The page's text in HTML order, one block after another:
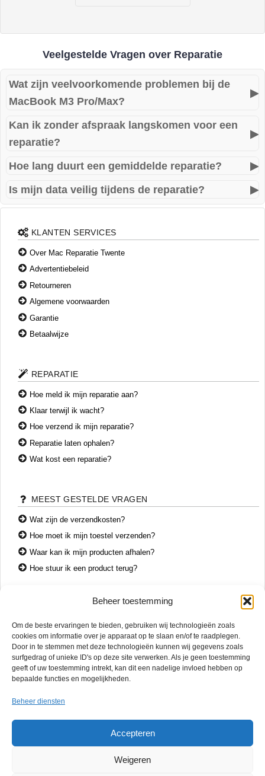
Beheer toestemming
Om de beste ervaringen te bieden, gebruiken wij technologieën zoals
cookies om informatie over je apparaat op te slaan en/of te raadplegen.
Door in te stemmen met deze technologieën kunnen wij gegevens zoals
surfgedrag of unieke ID's op deze site verwerken. Als je geen toestemming
geeft of uw toestemming intrekt, kan dit een nadelige invloed hebben op
bepaalde functies en mogelijkheden.
Beheer diensten
Accepteren
Weigeren
Veelgestelde Vragen over Reparatie
Wat zijn veelvoorkomende problemen bij de
MacBook M3 Pro/Max?
▶
Veelvoorkomende problemen zijn onder andere
opstartproblemen, batterij die snel leeg raakt, toetsenbord
dat niet reageert en schermschade.
Kan ik zonder afspraak langskomen voor een
reparatie?
▶
Ja, u kunt zonder afspraak langskomen. Wij bieden snelle
service en streven ernaar om uw MacBook zo snel mogelijk
Hoe lang duurt een gemiddelde reparatie? ▶
De meeste reparaties worden binnen 24 uur uitgevoerd,
afhankelijk van het probleem en de beschikbaarheid van
Is mijn data veilig tijdens de reparatie? ▶
adviseren wij om altijd een back-up te maken voordat u uw
apparaat ter reparatie aanbiedt.
KLANTEN SERVICES
Over Mac Reparatie Twente
Advertentiebeleid
Retourneren
Algemene voorwaarden
Garantie
Betaalwijze
REPARATIE
Hoe meld ik mijn reparatie aan?
Klaar terwijl ik wacht?
Hoe verzend ik mijn reparatie?
Reparatie laten ophalen?
Wat kost een reparatie?
MEEST GESTELDE VRAGEN
Wat zijn de verzendkosten?
Hoe moet ik mijn toestel verzenden?
Waar kan ik mijn producten afhalen?
Hoe stuur ik een product terug?
+31 74 7850071
+31 683 65 60 77
Wemenstraat 26
7551 EX Hengelo
Mac Reparatie Twente biedt snelle en betrouwbare service in Hengelo,
Almelo, Borne, Enschede en omgeving. Zonder afspraak welkom. Gratis